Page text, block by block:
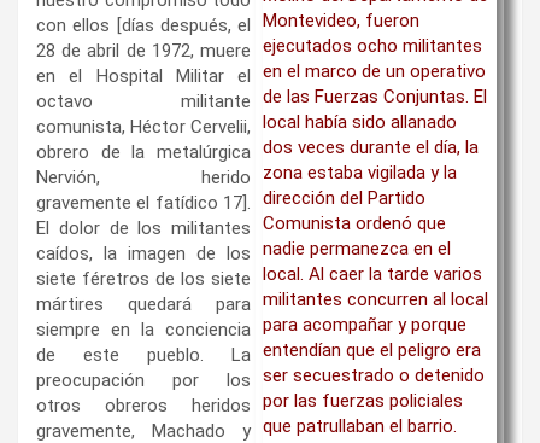
Montevideo, fueron
ejecutados ocho militantes
en el marco de un operativo
de las Fuerzas Conjuntas. El
local había sido allanado
dos veces durante el día, la
zona estaba vigilada y la
dirección del Partido
Comunista ordenó que
nadie permanezca en el
local. Al caer la tarde varios
militantes concurren al local
para acompañar y porque
entendían que el peligro era
ser secuestrado o detenido
por las fuerzas policiales
que patrullaban el barrio.
con ellos [días después, el
28 de abril de 1972, muere
en el Hospital Militar el
octavo militante
comunista, Héctor Cervelii,
obrero de la metalúrgica
Nervión, herido
gravemente el fatídico 17].
El dolor de los militantes
caídos, la imagen de los
siete féretros de los siete
mártires quedará para
siempre en la conciencia
de este pueblo. La
preocupación por los
otros obreros heridos
gravemente, Machado y